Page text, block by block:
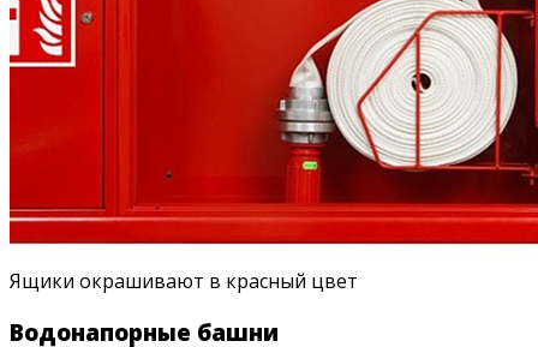
Ящики окрашивают в красный цвет
Водонапорные башни